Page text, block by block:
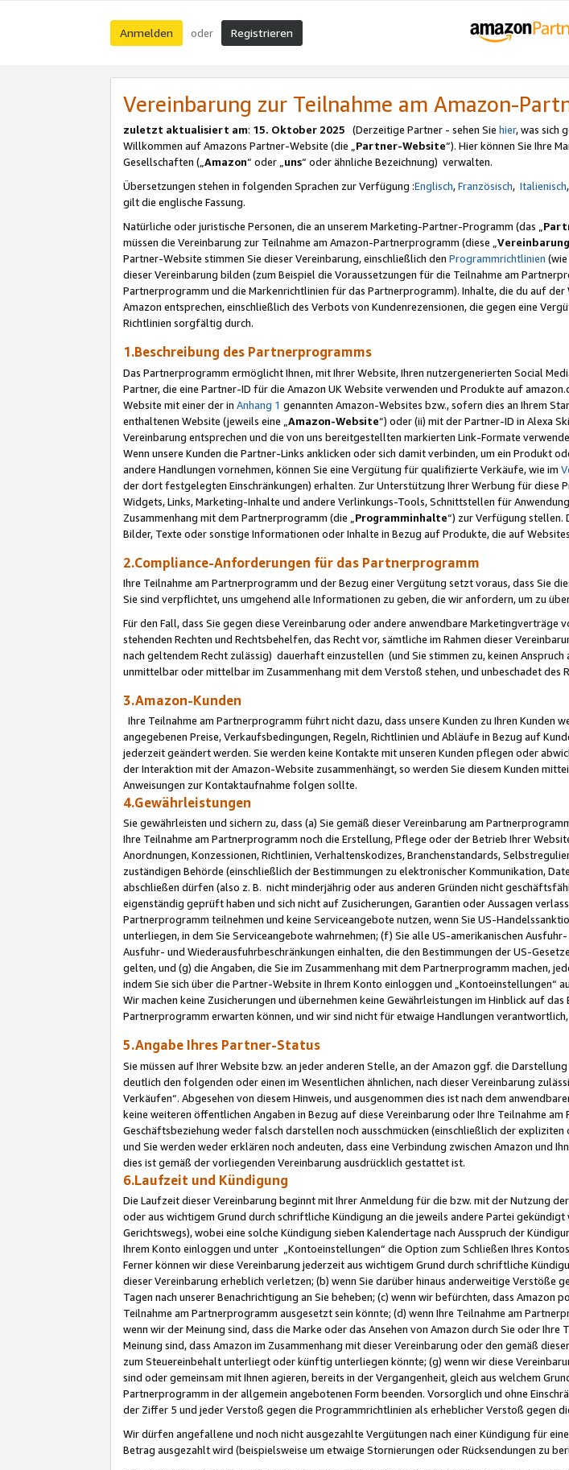
Anmelden oder Registrieren
Vereinbarung zur Teilnahme am Amazon-
zuletzt aktualisiert am: 15. Oktober 2025 (Derzeitige Partner - sehen Sie hier, was sich
Willkommen auf Amazons Partner-Website (die „Partner-Website“). Hier können Sie Ihre
Gesellschaften („Amazon“ oder „uns“ oder ähnliche Bezeichnung) verwalten.
Übersetzungen stehen in folgenden Sprachen zur Verfügung :Englisch,Französisch, Italienisch,
gilt die englische Fassung.
Natürliche oder juristische Personen, die an unserem Marketing-Partner-Programm (das „
müssen die Vereinbarung zur Teilnahme am Amazon-Partnerprogramm (diese „Vereinbarung
Partner-Website stimmen Sie dieser Vereinbarung, einschließlich den Programmrichtlinien
dieser Vereinbarung bilden (zum Beispiel die Voraussetzungen für die Teilnahme am
Partnerprogramm und die Markenrichtlinien für das Partnerprogramm). Inhalte, die du auf
Amazon entsprechen, einschließlich des Verbots von Kundenrezensionen, die gegen eine
Richtlinien sorgfältig durch.
1.Beschreibung des Partnerprogramms
Das Partnerprogramm ermöglicht Ihnen, mit Ihrer Website, Ihren nutzergenerierten Social
Partner, die eine Partner-ID für die Amazon UK Website verwenden und Produkte auf
Website mit einer der in Anhang 1 genannten Amazon-Websites bzw., sofern dies an Ihrem
enthaltenen Website (jeweils eine „ Amazon-Website“) oder (ii) mit der Partner-ID in Alexa
Vereinbarung entsprechen und die von uns bereitgestellten markierten Link-Formate
Wenn unsere Kunden die Partner-Links anklicken oder sich damit verbinden, um ein Produkt
andere Handlungen vornehmen, können Sie eine Vergütung für qualifizierte Verkäufe, wie im
der dort festgelegten Einschränkungen) erhalten. Zur Unterstützung Ihrer Werbung für diese
Widgets, Links, Marketing-Inhalte und andere Verlinkungs-Tools, Schnittstellen für
Zusammenhang mit dem Partnerprogramm (die „ Programminhalte“) zur Verfügung stellen.
Bilder, Texte oder sonstige Informationen oder Inhalte in Bezug auf Produkte, die auf
2.Compliance-Anforderungen für das Partnerprogramm
Ihre Teilnahme am Partnerprogramm und der Bezug einer Vergütung setzt voraus, dass Sie
Sie sind verpflichtet, uns umgehend alle Informationen zu geben, die wir anfordern, um zu
Für den Fall, dass Sie gegen diese Vereinbarung oder andere anwendbare
stehenden Rechten und Rechtsbehelfen, das Recht vor, sämtliche im Rahmen dieser
nach geltendem Recht zulässig) dauerhaft einzustellen (und Sie stimmen zu, keinen
unmittelbar oder mittelbar im Zusammenhang mit dem Verstoß stehen, und unbeschadet des
3.Amazon-Kunden
Ihre Teilnahme am Partnerprogramm führt nicht dazu, dass unsere Kunden zu Ihren Kunden
angegebenen Preise, Verkaufsbedingungen, Regeln, Richtlinien und Abläufe in Bezug auf
jederzeit geändert werden. Sie werden keine Kontakte mit unseren Kunden pflegen oder
der Interaktion mit der Amazon-Website zusammenhängt, so werden Sie diesem Kunden
Anweisungen zur Kontaktaufnahme folgen sollte.
4.Gewährleistungen
Sie gewährleisten und sichern zu, dass (a) Sie gemäß dieser Vereinbarung am
Ihre Teilnahme am Partnerprogramm noch die Erstellung, Pflege oder der Betrieb Ihrer
Anordnungen, Konzessionen, Richtlinien, Verhaltenskodizes, Branchenstandards,
zuständigen Behörde (einschließlich der Bestimmungen zu elektronischer Kommunikation,
abschließen dürfen (also z. B. nicht minderjährig oder aus anderen Gründen nicht
eigenständig geprüft haben und sich nicht auf Zusicherungen, Garantien oder Aussagen
Partnerprogramm teilnehmen und keine Serviceangebote nutzen, wenn Sie US-
unterliegen, in dem Sie Serviceangebote wahrnehmen; (f) Sie alle US-amerikanischen
Ausfuhr- und Wiederausfuhrbeschränkungen einhalten, die den Bestimmungen der US-
gelten, und (g) die Angaben, die Sie im Zusammenhang mit dem Partnerprogramm machen,
indem Sie sich über die Partner-Website in Ihrem Konto einloggen und „Kontoeinstellungen“
Wir machen keine Zusicherungen und übernehmen keine Gewährleistungen im Hinblick auf
Partnerprogramm erwarten können, und wir sind nicht für etwaige Handlungen
5.Angabe Ihres Partner-Status
Sie müssen auf Ihrer Website bzw. an jeder anderen Stelle, an der Amazon ggf. die
deutlich den folgenden oder einen im Wesentlichen ähnlichen, nach dieser Vereinbarung
Verkäufen“. Abgesehen von diesem Hinweis, und ausgenommen dies ist nach dem
keine weiteren öffentlichen Angaben in Bezug auf diese Vereinbarung oder Ihre Teilnahme
Geschäftsbeziehung weder falsch darstellen noch ausschmücken (einschließlich der
und Sie werden weder erklären noch andeuten, dass eine Verbindung zwischen Amazon und
dies ist gemäß der vorliegenden Vereinbarung ausdrücklich gestattet ist.
6.Laufzeit und Kündigung
Die Laufzeit dieser Vereinbarung beginnt mit Ihrer Anmeldung für die bzw. mit der Nutzung
oder aus wichtigem Grund durch schriftliche Kündigung an die jeweils andere Partei
Gerichtswegs), wobei eine solche Kündigung sieben Kalendertage nach Ausspruch der
Ihrem Konto einloggen und unter „Kontoeinstellungen“ die Option zum Schließen Ihres
Ferner können wir diese Vereinbarung jederzeit aus wichtigem Grund durch schriftliche
dieser Vereinbarung erheblich verletzen; (b) wenn Sie darüber hinaus anderweitige Verstöße
Tagen nach unserer Benachrichtigung an Sie beheben; (c) wenn wir befürchten, dass
Teilnahme am Partnerprogramm ausgesetzt sein könnte; (d) wenn Ihre Teilnahme am
wenn wir der Meinung sind, dass die Marke oder das Ansehen von Amazon durch Sie oder
Meinung sind, dass Amazon im Zusammenhang mit dieser Vereinbarung oder den gemäß
zum Steuereinbehalt unterliegt oder künftig unterliegen könnte; (g) wenn wir diese
sind oder gemeinsam mit Ihnen agieren, bereits in der Vergangenheit, gleich aus welchem
Partnerprogramm in der allgemein angebotenen Form beenden. Vorsorglich und ohne
der Ziffer 5 und jeder Verstoß gegen die Programmrichtlinien als erheblicher Verstoß gegen
Wir dürfen angefallene und noch nicht ausgezahlte Vergütungen nach einer Kündigung für
Betrag ausgezahlt wird (beispielsweise um etwaige Stornierungen oder Rücksendungen zu